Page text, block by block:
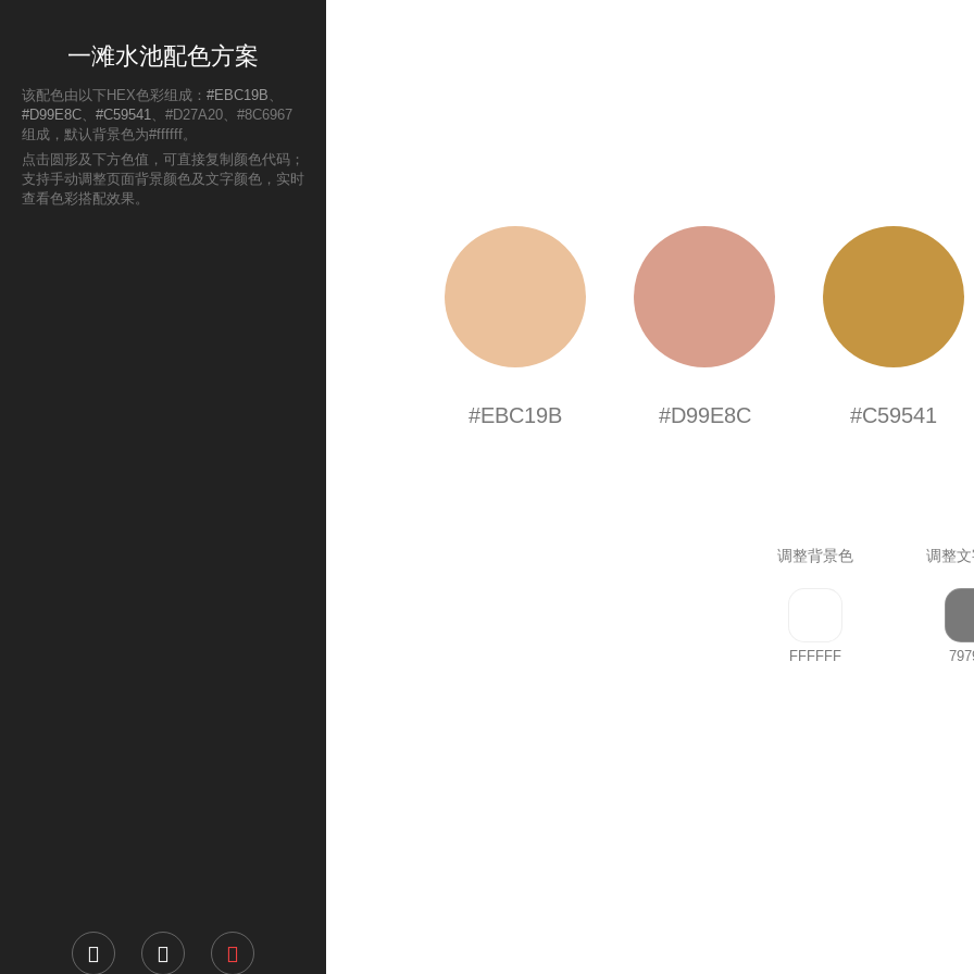
一滩水池配色方案
该配色由以下HEX色彩组成： #EBC19B 、
#D99E8C、 #C59541、#D27A20、#8C6967
组成，默认背景色为#ffffff。
点击圆形及下方色值，可直接复制颜色代码；
支持手动调整页面背景颜色及文字颜色，实时
查看色彩搭配效果。
#EBC19B #D99E8C #C59541
调整背景色 调整